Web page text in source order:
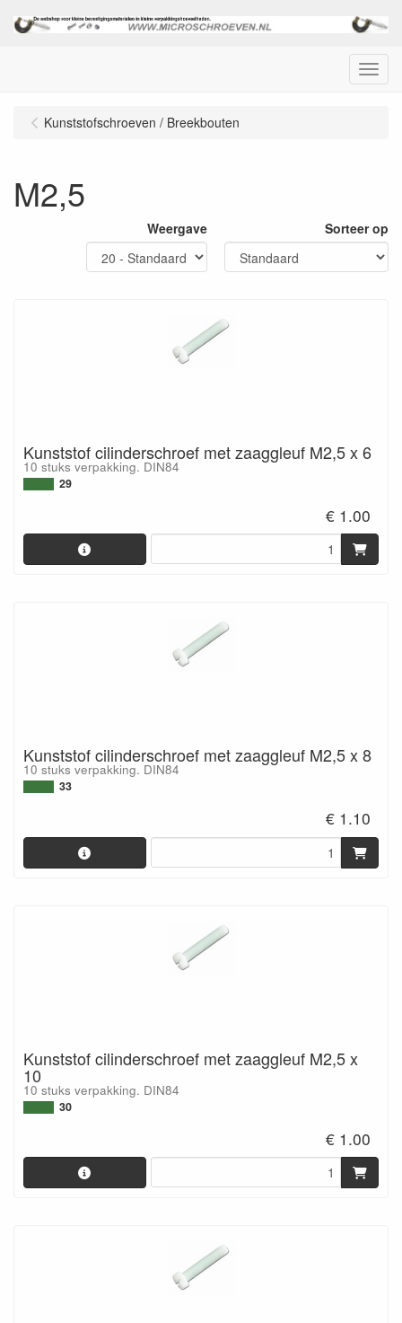
Menu
Kunststofschroeven / Breekbouten
M2,5
Weergave Sorteer op
Kunststof cilinderschroef met zaaggleuf M2,5 x 6
10 stuks verpakking. DIN84
29
€ 1.00
Kunststof cilinderschroef met zaaggleuf M2,5 x 8
10 stuks verpakking. DIN84
33
€ 1.10
Kunststof cilinderschroef met zaaggleuf M2,5 x
10
10 stuks verpakking. DIN84
30
€ 1.00